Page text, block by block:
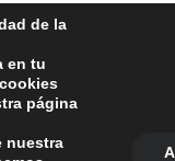
de la
en tu
página
nuestra